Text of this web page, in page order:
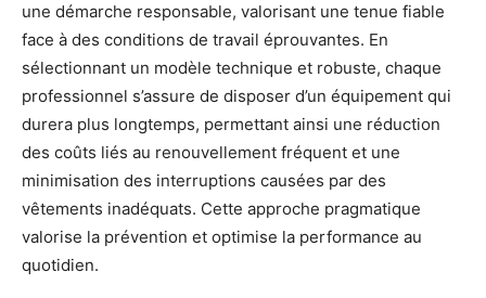
une démarche responsable, valorisant une tenue fiable
face à des conditions de travail éprouvantes. En
sélectionnant un modèle technique et robuste, chaque
professionnel s’assure de disposer d’un équipement qui
durera plus longtemps, permettant ainsi une réduction
des coûts liés au renouvellement fréquent et une
minimisation des interruptions causées par des
vêtements inadéquats. Cette approche pragmatique
valorise la prévention et optimise la performance au
quotidien.